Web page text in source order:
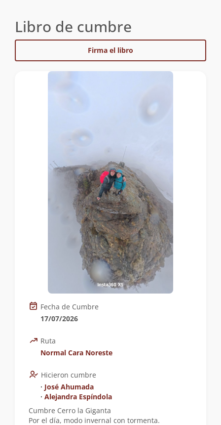
Libro de cumbre
Firma el libro
Fecha de Cumbre
17/07/2026
Ruta
Normal Cara Noreste
Hicieron cumbre
∙ José Ahumada
∙ Alejandra Espíndola
Cumbre Cerro la Giganta
Por el día, modo invernal con tormenta.